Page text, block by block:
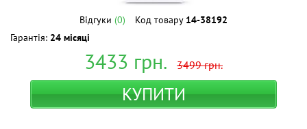
Відгуки (0) Код товару 14-38192
Гарантія: 24 місяці
3433 грн. 3499грн.
КУПИТИ